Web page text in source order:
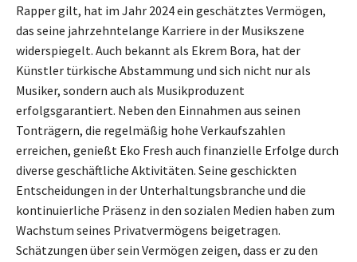
Rapper gilt, hat im Jahr 2024 ein geschätztes Vermögen,
das seine jahrzehntelange Karriere in der Musikszene
widerspiegelt. Auch bekannt als Ekrem Bora, hat der
Künstler türkische Abstammung und sich nicht nur als
Musiker, sondern auch als Musikproduzent
erfolgsgarantiert. Neben den Einnahmen aus seinen
Tonträgern, die regelmäßig hohe Verkaufszahlen
erreichen, genießt Eko Fresh auch finanzielle Erfolge durch
diverse geschäftliche Aktivitäten. Seine geschickten
Entscheidungen in der Unterhaltungsbranche und die
kontinuierliche Präsenz in den sozialen Medien haben zum
Wachstum seines Privatvermögens beigetragen.
Schätzungen über sein Vermögen zeigen, dass er zu den